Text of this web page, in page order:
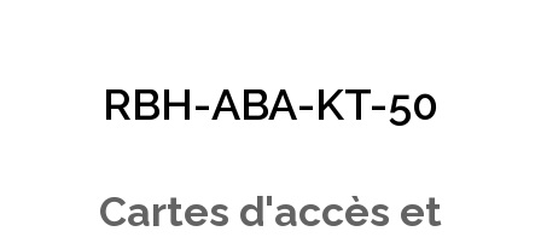
RBH-ABA-KT-50
Cartes d'accès et